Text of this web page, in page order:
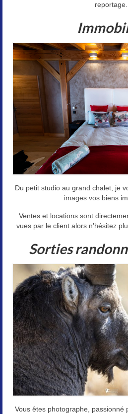
reportage.
Du petit studio au grand chalet, je
images vos biens
Ventes et locations sont
vues par le client alors n’hésitez
Sorties
Vous êtes photographe, passionné